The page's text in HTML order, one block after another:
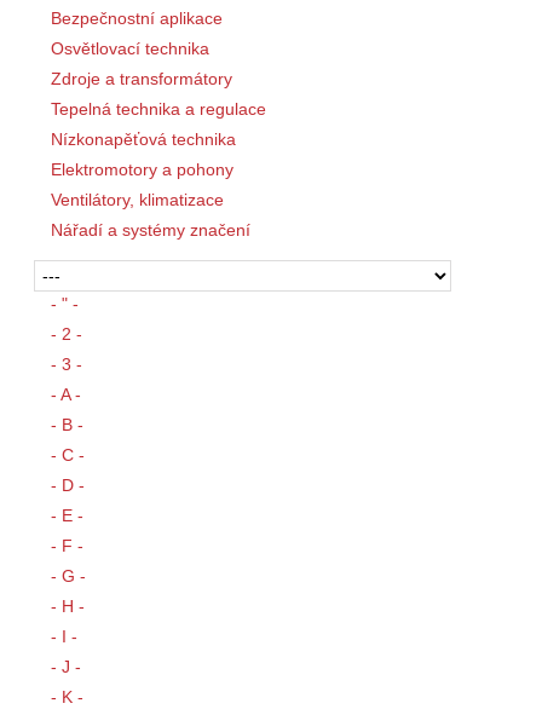
Bezpečnostní aplikace
Osvětlovací technika
Zdroje a transformátory
Tepelná technika a regulace
Nízkonapěťová technika
Elektromotory a pohony
Ventilátory, klimatizace
Nářadí a systémy značení
- " -
- 2 -
- 3 -
- A -
- B -
- C -
- D -
- E -
- F -
- G -
- H -
- I -
- J -
- K -